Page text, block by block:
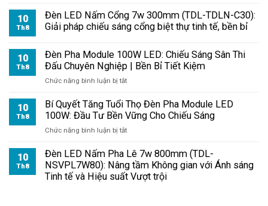
Pha
Module
100W
Bao
Nhiêu?
Chi
Tiết
&
Lựa
Tối
Ưu
Nhất
10
Th8
Đèn LED Nấm Cổng 7w 300mm (TDL-TDLN-C30):
Giải pháp chiếu sáng cổng biệt thự tinh tế, bền bỉ
10
Th8
Đèn Pha Module 100W LED: Chiếu Sáng Sân Thi
Đấu Chuyên Nghiệp | Bền Bỉ Tiết Kiệm
Chức năng bình luận bị tắtở
Pha
Module
LED:
Sáng
Sân
Thi
10
Th8
Bí Quyết Tăng Tuổi Thọ Đèn Pha Module LED
100W: Đầu Tư Bền Vững Cho Chiếu Sáng
Chức năng bình luận bị tắtở
Quyết
Tăng
Tuổi
10
Th8
Đèn LED Nấm Pha Lê 7w 800mm (TDL-
NSVPL7W80): Nâng tầm Không gian với Ánh sáng
Tinh tế và Hiệu suất Vượt trội